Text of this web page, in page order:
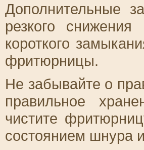
Дополнительные
резкого снижения
короткого
фритюрницы.
Не забывайте о
правильное
чистите
состоянием шнура